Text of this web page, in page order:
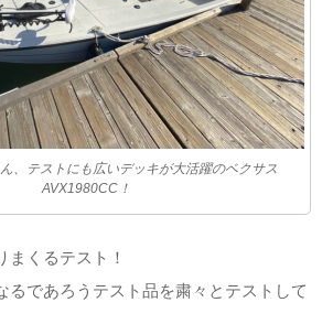
、テストにも広いデッキが大活躍のベクサス
AVX1980CC！
まくるテスト！
るであろうテスト品を粛々とテストして